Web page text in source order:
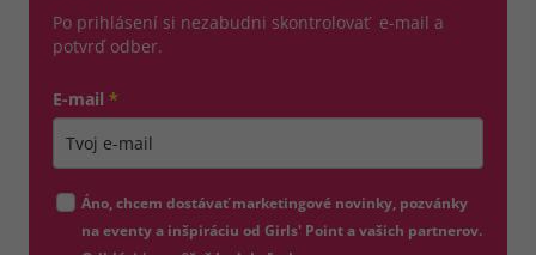
Po prihlásení si nezabudni skontrolovať e-mail a
potvrď odber.
E-mail *
Áno, chcem dostávať marketingové novinky, pozvánky
na eventy a inšpiráciu od Girls' Point a vašich partnerov.